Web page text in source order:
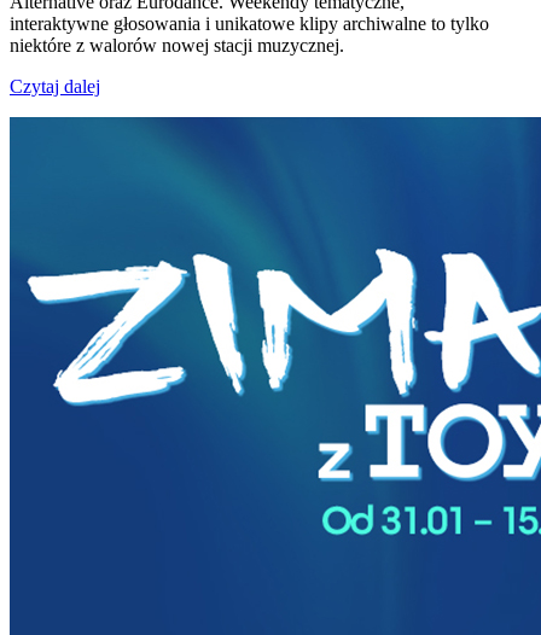
interaktywne głosowania i unikatowe klipy archiwalne to tylko
niektóre z walorów nowej stacji muzycznej.
Czytaj dalej